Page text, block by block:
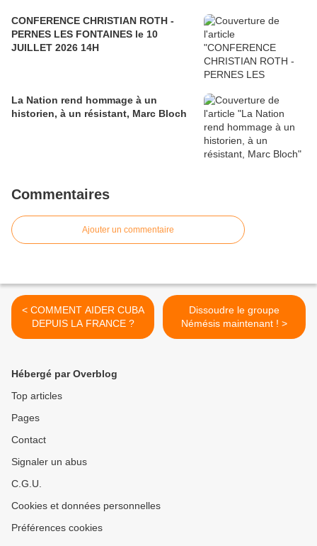
CONFERENCE CHRISTIAN ROTH -
PERNES LES FONTAINES le 10
JUILLET 2026 14H
La Nation rend hommage à un
historien, à un résistant, Marc Bloch
Commentaires
Ajouter un commentaire
< COMMENT AIDER CUBA
DEPUIS LA FRANCE ?
Dissoudre le groupe
Némésis maintenant ! >
Hébergé par Overblog
Top articles
Pages
Contact
Signaler un abus
C.G.U.
Cookies et données personnelles
Préférences cookies